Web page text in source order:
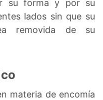
su forma y por su
lados sin que su
removida de su
materia de encomía